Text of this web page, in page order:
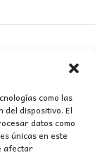
como las
dispositivo. El
datos como
únicas en este
afectar